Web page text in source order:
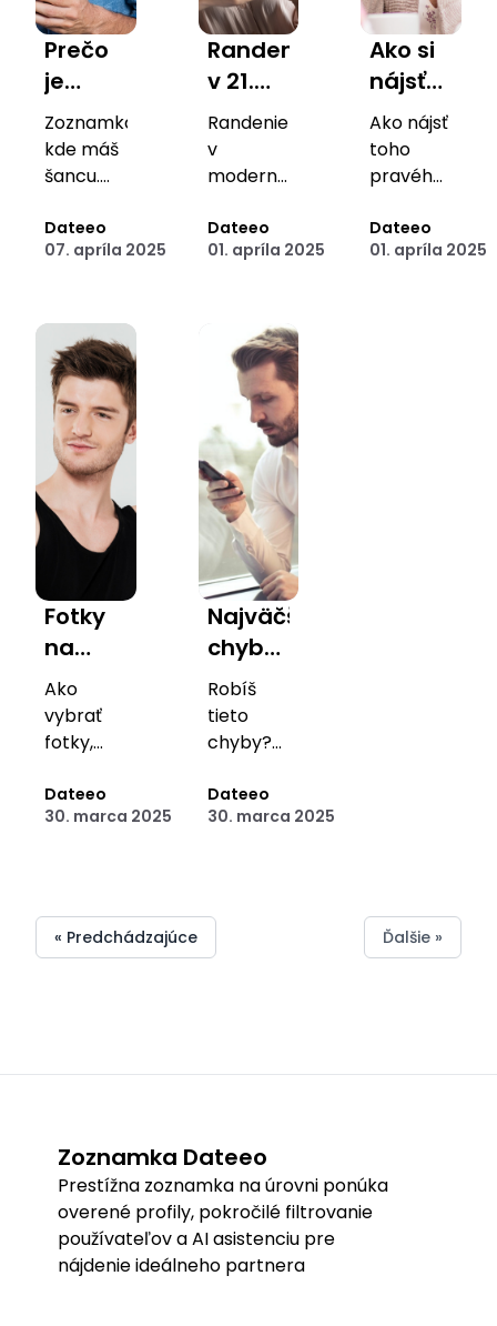
Prečo
je
Dateeo
najlepšia
online
pre
mužov,
hľadajú
skutočný
vzťah?
Zoznamka,
kde máš
šancu.
reálnu
viditeľnosť
Dateeo
07. apríla 2025
Randenie
v 21.
storočí:
Ako sa
odlíšiť
zaujať
správneho
Randenie
v
modernom
Kľúčové
kroky,
nájsť
toho
pravého.
Dateeo
01. apríla 2025
Ako si
nájsť
ideálneho
partnera
v roku
(a ako
ti naša
Ako nájsť
toho
pravého
čo ti
môže
Dateeo
01. apríla 2025
Fotky
na
zoznamke:
Čo
funguje
čomu
Ako
vybrať
fotky,
prilákajú
pozornosť
úspech!
Dateeo
30. marca 2025
Najväčšie
chyby
v
online
zoznamovaní,
ktorým
Robíš
tieto
chyby?
prečo ťa
ženy
Dateeo
30. marca 2025
« Predchádzajúce Ďalšie »
Zoznamka Dateeo
Prestížna zoznamka na úrovni ponúka
overené profily, pokročilé filtrovanie
používateľov a AI asistenciu pre
nájdenie ideálneho partnera